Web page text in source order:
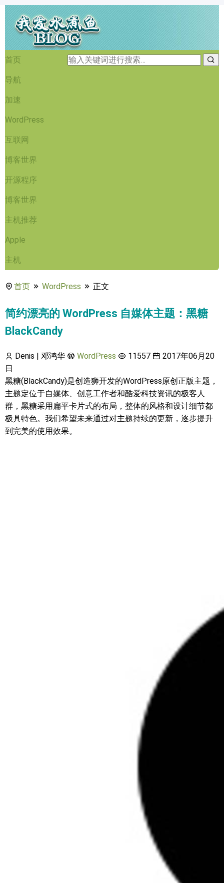
首页
导航
加速
WordPress
互联网
博客世界
开源程序
博客世界
主机推荐
Apple
主机
首页 WordPress 正文
简约漂亮的 WordPress 自媒体主题：黑糖
BlackCandy
Denis | 邓鸿华 WordPress 11557
2017年06月20
日
黑糖(BlackCandy)是创造狮开发的WordPress原创正版主题，
主题定位于自媒体、创意工作者和酷爱科技资讯的极客人
群，黑糖采用扁平卡片式的布局，整体的风格和设计细节都
极具特色。我们希望未来通过对主题持续的更新，逐步提升
到完美的使用效果。